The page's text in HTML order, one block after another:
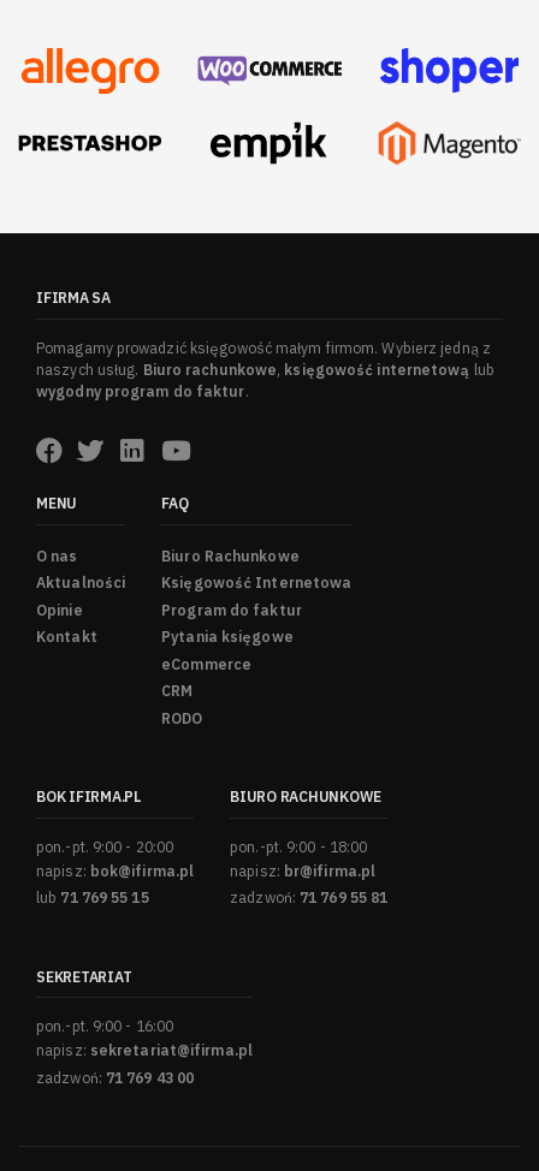
IFIRMA SA
Pomagamy prowadzić księgowość małym firmom. Wybierz jedną z
naszych usług. Biuro rachunkowe, księgowość internetową lub
wygodny program do faktur.
MENU
O nas
Aktualności
Opinie
Kontakt
FAQ
Biuro Rachunkowe
Księgowość Internetowa
Program do faktur
Pytania księgowe
eCommerce
CRM
RODO
BOK IFIRMA.PL
pon.-pt. 9:00 - 20:00
napisz: bok@ifirma.pl
lub 71 769 55 15
BIURO RACHUNKOWE
pon.-pt. 9:00 - 18:00
napisz: br@ifirma.pl
zadzwoń: 71 769 55 81
SEKRETARIAT
pon.-pt. 9:00 - 16:00
napisz: sekretariat@ifirma.pl
zadzwoń: 71 769 43 00